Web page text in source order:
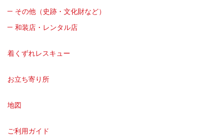
その他（史跡・文化財など）
和装店・レンタル店
着くずれレスキュー
お立ち寄り所
地図
ご利用ガイド